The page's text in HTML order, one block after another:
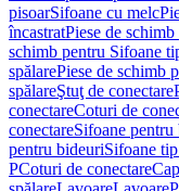
pisoarSifoane cu melc
încastratPiese de
schimb pentru Sifoane
spălarePiese de schimb
spălareŞtuţ de conectare
conectareCoturi de
conectareSifoane pentru
pentru bideuriSifoane
PCoturi de conectare